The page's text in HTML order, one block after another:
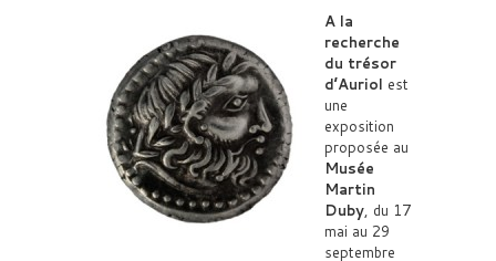
A la
recherche
du trésor
d’Auriol est
une
exposition
proposée au
Musée
Martin
Duby, du 17
mai au 29
septembre